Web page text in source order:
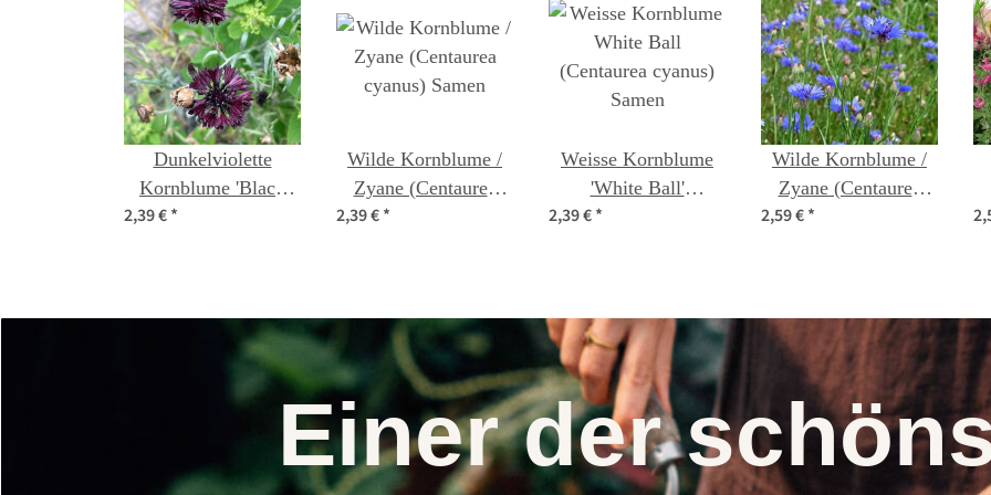
Dunkelviolette
Kornblume 'Black
Ball' (Centaurea
2,39 €*
Wilde Kornblume /
Zyane (Centaurea
cyanus) Samen
2,39 €*
Weisse Kornblume
'White Ball'
(Centaurea cyanus)
2,39 €*
Wilde Kornblume /
Zyane (Centaurea
cyanus) Bio Saatgut
2,59 €*
Einer der